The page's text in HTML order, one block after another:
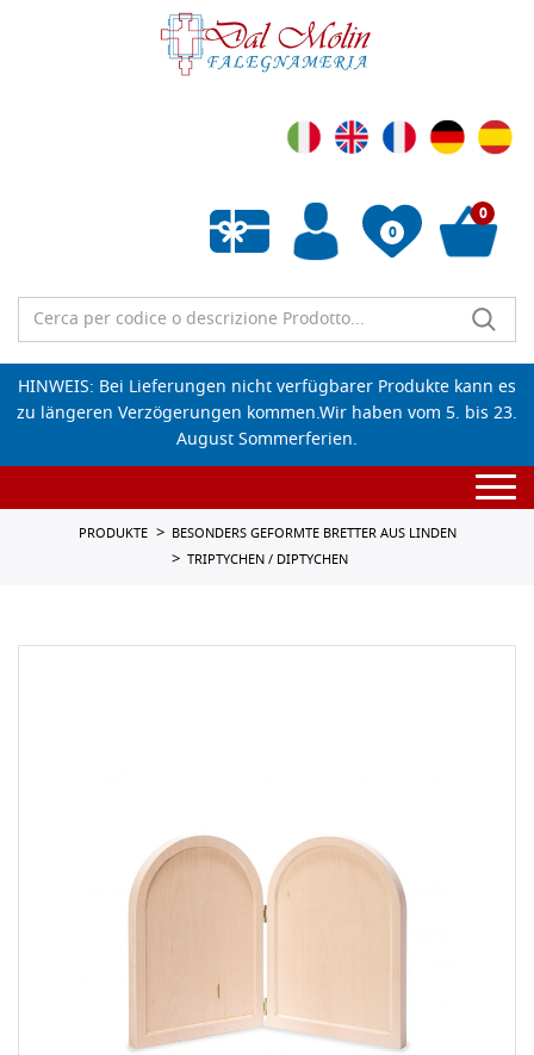
0
Wunschliste leeren
0
HINWEIS: Bei Lieferungen nicht verfügbarer Produkte kann es
zu längeren Verzögerungen kommen.Wir haben vom 5. bis 23.
August Sommerferien.
PRODUKTE
BESONDERS GEFORMTE BRETTER AUS LINDEN
TRIPTYCHEN / DIPTYCHEN